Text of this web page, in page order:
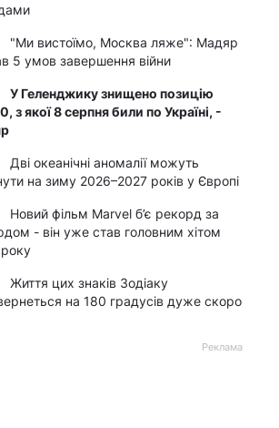
"Ми вистоїмо, Москва ляже": Мадяр
5 умов завершення війни
У Геленджику знищено позицію
з якої 8 серпня били по Україні, -
Дві океанічні аномалії можуть
на зиму 2026–2027 років у Європі
Новий фільм Marvel б’є рекорд за
- він уже став головним хітом
Життя цих знаків Зодіаку
на 180 градусів дуже скоро
Реклама